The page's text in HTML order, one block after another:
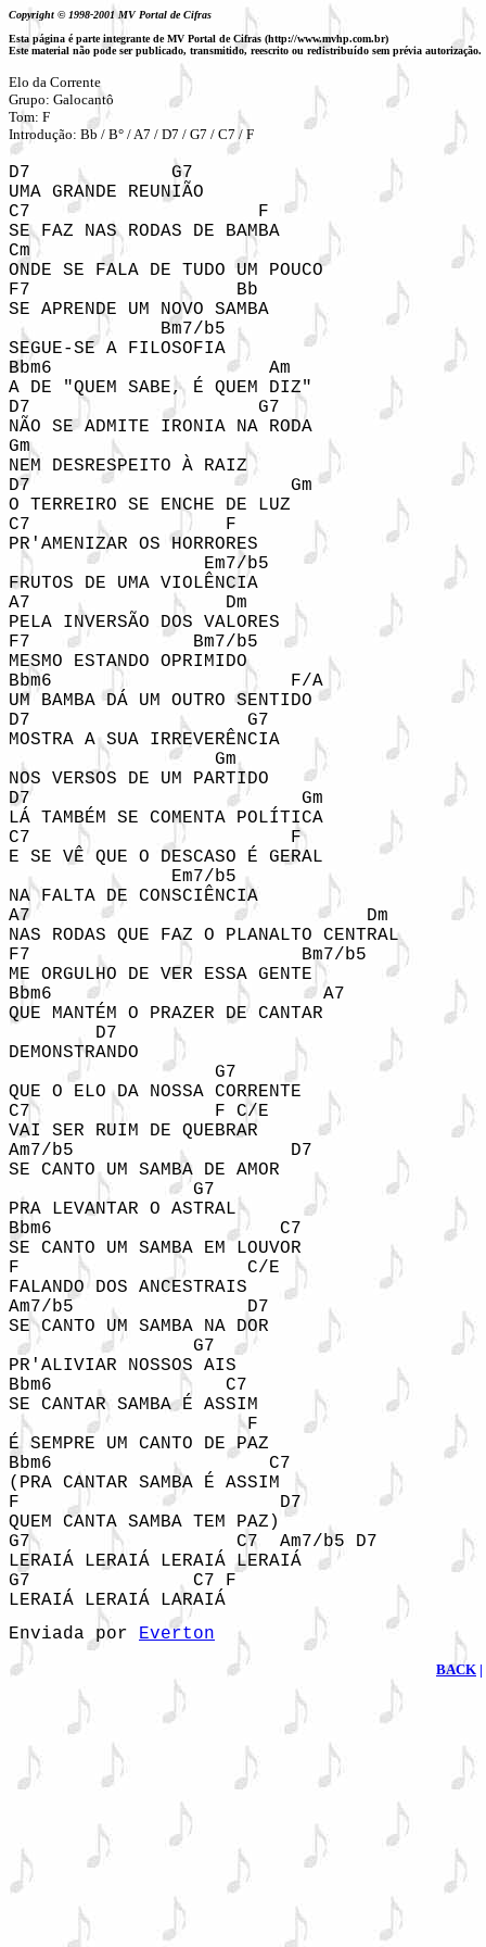
Copyright © 1998-2001 MV Portal de Cifras
Esta página é parte integrante de MV Portal de Cifras (http://www.mvhp.com.br)
Este material não pode ser publicado, transmitido, reescrito ou redistribuído sem prévia autorização.
Elo da Corrente
Grupo: Galocantô
Tom: F
Introdução: Bb / B° / A7 / D7 / G7 / C7 / F
D7             G7
UMA GRANDE REUNIÃO
C7                     F
SE FAZ NAS RODAS DE BAMBA
Cm
ONDE SE FALA DE TUDO UM POUCO
F7                   Bb
SE APRENDE UM NOVO SAMBA
              Bm7/b5
SEGUE-SE A FILOSOFIA
Bbm6                    Am
A DE "QUEM SABE, É QUEM DIZ"
D7                     G7
NÃO SE ADMITE IRONIA NA RODA
Gm
NEM DESRESPEITO À RAIZ
D7                        Gm
O TERREIRO SE ENCHE DE LUZ
C7                  F
PR'AMENIZAR OS HORRORES
                  Em7/b5
FRUTOS DE UMA VIOLÊNCIA
A7                  Dm
PELA INVERSÃO DOS VALORES
F7               Bm7/b5
MESMO ESTANDO OPRIMIDO
Bbm6                      F/A
UM BAMBA DÁ UM OUTRO SENTIDO
D7                    G7
MOSTRA A SUA IRREVERÊNCIA
                   Gm
NOS VERSOS DE UM PARTIDO
D7                         Gm
LÁ TAMBÉM SE COMENTA POLÍTICA
C7                        F
E SE VÊ QUE O DESCASO É GERAL
               Em7/b5
NA FALTA DE CONSCIÊNCIA
A7                               Dm
NAS RODAS QUE FAZ O PLANALTO CENTRAL
F7                         Bm7/b5
ME ORGULHO DE VER ESSA GENTE
Bbm6                         A7
QUE MANTÉM O PRAZER DE CANTAR
        D7
DEMONSTRANDO
                   G7
QUE O ELO DA NOSSA CORRENTE
C7                 F C/E
VAI SER RUIM DE QUEBRAR
Am7/b5                    D7
SE CANTO UM SAMBA DE AMOR
                 G7
PRA LEVANTAR O ASTRAL
Bbm6                     C7
SE CANTO UM SAMBA EM LOUVOR
F                     C/E
FALANDO DOS ANCESTRAIS
Am7/b5                D7
SE CANTO UM SAMBA NA DOR
                 G7
PR'ALIVIAR NOSSOS AIS
Bbm6                C7
SE CANTAR SAMBA É ASSIM
                      F
É SEMPRE UM CANTO DE PAZ
Bbm6                    C7
(PRA CANTAR SAMBA É ASSIM
F                        D7
QUEM CANTA SAMBA TEM PAZ)
G7                   C7  Am7/b5 D7
LERAIÁ LERAIÁ LERAIÁ LERAIÁ
G7               C7 F
LERAIÁ LERAIÁ LARAIÁ
Enviada por Everton
BACK |